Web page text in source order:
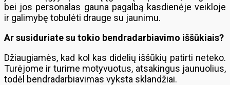
bei jos personalas gauna pagalbą kasdienėje veikloje
ir galimybę tobulėti drauge su jaunimu.
Ar susiduriate su tokio bendradarbiavimo iššūkiais?
Džiaugiamės, kad kol kas didelių iššūkių patirti neteko.
Turėjome ir turime motyvuotus, atsakingus jaunuolius,
todėl bendradarbiavimas vyksta sklandžiai.